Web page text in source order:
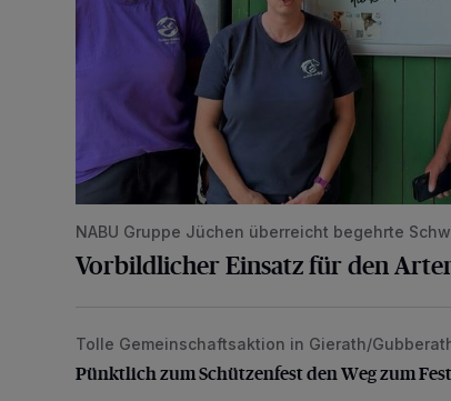
NABU Gruppe Jüchen überreicht begehrte
Vorbildlicher Einsatz für den
Pünktlich zum Schützenfest den Weg zum
Tolle Gemeinschaftsaktion in Gierath/
Pünktlich zum Schützenfest den Weg zum